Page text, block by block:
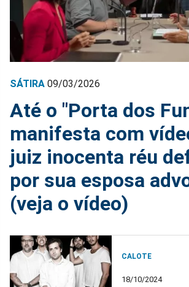
SÁTIRA 09/03/2026
Até o "Porta dos
manifesta com
juiz inocenta réu
por sua esposa
(veja o vídeo)
CALOTE
18/10/2024